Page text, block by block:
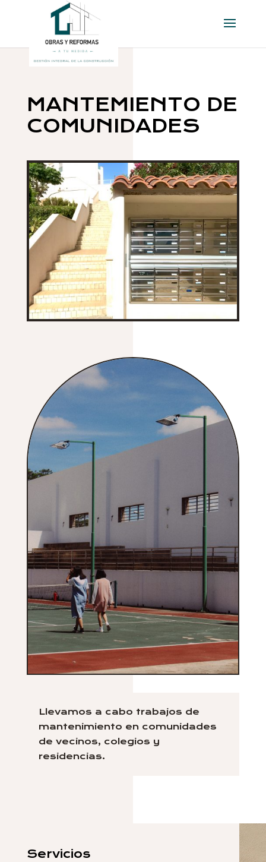
MANTEMIENTO DE
COMUNIDADES
Llevamos a cabo trabajos de
mantenimiento en comunidades
de vecinos, colegios y
residencias.
Servicios